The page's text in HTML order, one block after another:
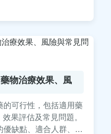
所有細節，讓您全面
應對。
物治療效果、風
的可行性，包括適用藥
果評估及常見問題。
缺點、適合人群、副